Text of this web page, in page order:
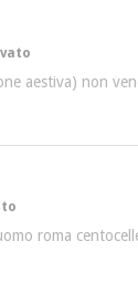
aestiva) non
roma